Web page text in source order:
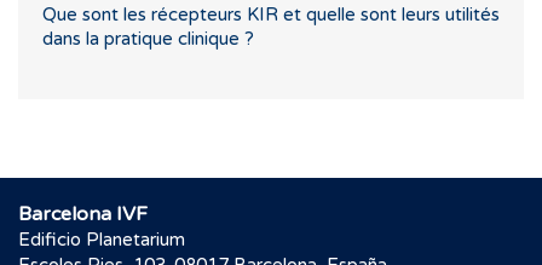
Que sont les récepteurs KIR et quelle sont leurs utilités
dans la pratique clinique ?
Barcelona IVF
Edificio Planetarium